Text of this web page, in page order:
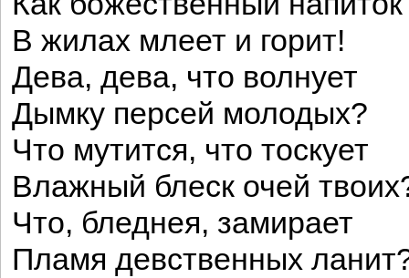
В жилах млеет и горит!
Дева, дева, что волнует
Дымку персей молодых?
Что мутится, что тоскует
Влажный блеск очей
Что, бледнея, замирает
Пламя девственных